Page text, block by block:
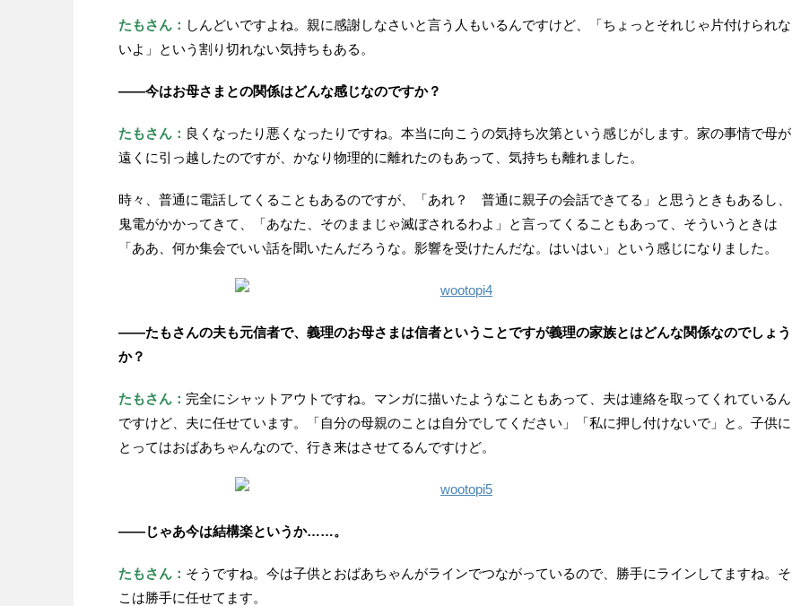
たもさん： しんどいですよね。親に感謝しなさいと言う人もいるんですけど、「ちょっとそれじゃ片付けられな
いよ」という割り切れない気持ちもある。
——今はお母さまとの関係はどんな感じなのですか？
たもさん： 良くなったり悪くなったりですね。本当に向こうの気持ち次第という感じがします。家の事情で母が
遠くに引っ越したのですが、かなり物理的に離れたのもあって、気持ちも離れました。
時々、普通に電話してくることもあるのですが、「あれ？ 普通に親子の会話できてる」と思うときもあるし、
鬼電がかかってきて、「あなた、そのままじゃ滅ぼされるわよ」と言ってくることもあって、そういうときは
「ああ、何か集会でいい話を聞いたんだろうな。影響を受けたんだな。はいはい」という感じになりました。
——たもさんの夫も元信者で、義理のお母さまは信者ということですが義理の家族とはどんな関係なのでしょう
か？
たもさん： 完全にシャットアウトですね。マンガに描いたようなこともあって、夫は連絡を取ってくれているん
ですけど、夫に任せています。「自分の母親のことは自分でしてください」「私に押し付けないで」と。子供に
とってはおばあちゃんなので、行き来はさせてるんですけど。
——じゃあ今は結構楽というか……。
たもさん： そうですね。今は子供とおばあちゃんがラインでつながっているので、勝手にラインしてますね。そ
こは勝手に任せてます。